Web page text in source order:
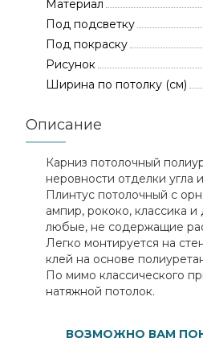
Материал
Под подсветку
Под покраску
Рисунок
Ширина по потолку (см)
Описание
Карниз потолочный
неровности отделки угла
Плинтус потолочный с
ампир, рококо, классика
любые, не содержащие
Легко монтируется на
клей на основе
По мимо классического
натяжной потолок.
ВОЗМОЖНО ВАМ